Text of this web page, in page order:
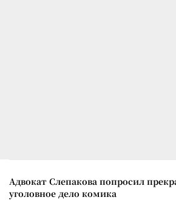
Адвокат Слепакова попросил
уголовное дело комика